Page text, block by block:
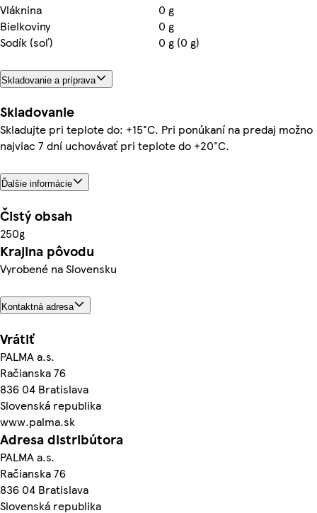
Vláknina
0 g
Bielkoviny
0 g
Sodík (soľ)
0 g (0 g)
Skladovanie a príprava
Skladovanie
Skladujte pri teplote do: +15°C. Pri ponúkaní na predaj možno
najviac 7 dní uchovávať pri teplote do +20°C.
Ďalšie informácie
Čistý obsah
250g
Krajina pôvodu
Vyrobené na Slovensku
Kontaktná adresa
Vrátiť
PALMA a.s.
Račianska 76
836 04 Bratislava
Slovenská republika
www.palma.sk
Adresa distribútora
PALMA a.s.
Račianska 76
836 04 Bratislava
Slovenská republika